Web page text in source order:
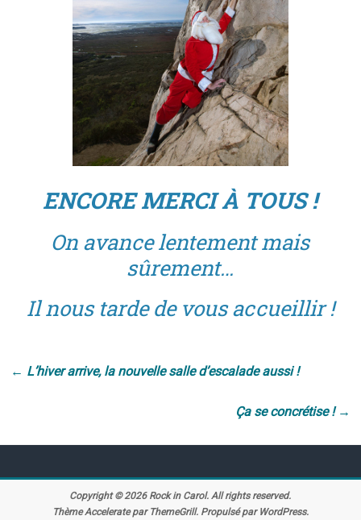
ENCORE MERCI À TOUS !
On avance lentement mais
sûrement…
Il nous tarde de vous accueillir !
← L’hiver arrive, la nouvelle salle d’escalade aussi !
Ça se concrétise ! →
Copyright © 2026 Rock in Carol. All rights reserved.
ThèmeAcceleratepar ThemeGrill. Propulsé par WordPress.